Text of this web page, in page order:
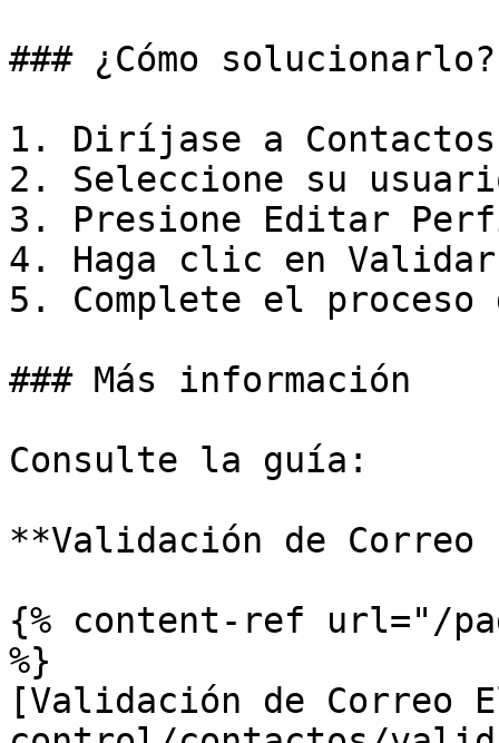
### ¿Cómo solucionarlo?
1. Diríjase a
2. Seleccione su
3. Presione Editar
4. Haga clic en
5. Complete el
### Más información
Consulte la guía:
**Validación de
{% content-ref url="/
%}
[Validación de Correo